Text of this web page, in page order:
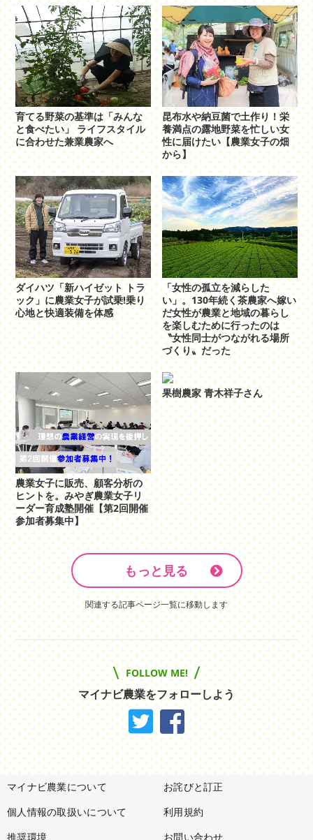
育てる野菜の基準は「みんな
と食べたい」 ライフスタイル
に合わせた兼業農家へ
昆布水や納豆菌で土作り！栄
養満点の露地野菜を忙しい女
性に届けたい【農業女子の畑
から】
ダイハツ「新ハイゼット トラ
ック」に農業女子が試乗!乗り
心地と快適装備を体感
「女性の孤立を減らした
い」。130年続く茶農家へ嫁い
だ女性が農業と地域の暮らし
を楽しむために行ったのは
〝女性同士がつながれる場所
づくり〟だった
農業女子に販売、顧客分析の
ヒントを。みやぎ農業女子リ
ーダー育成塾開催【第2回開催
参加者募集中】
果樹農家 青木祥子さん
もっと見る
関連する記事ページ一覧に移動します
FOLLOW ME!
マイナビ農業をフォローしよう
マイナビ農業について お詫びと訂正
個人情報の取扱いについて 利用規約
推奨環境 お問い合わせ